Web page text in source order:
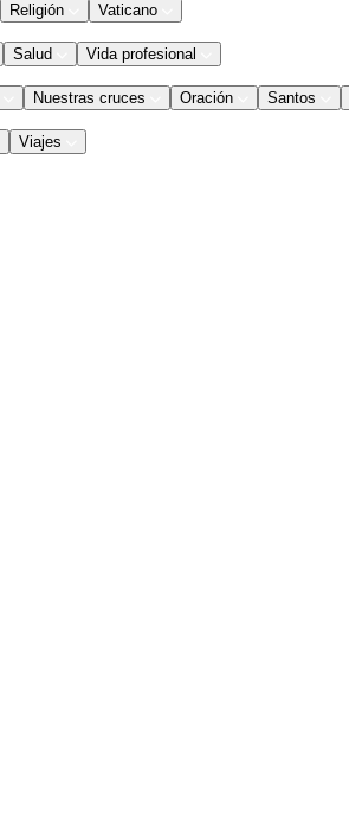
Religión Vaticano
Salud Vida profesional
Nuestras cruces Oración Santos
Viajes